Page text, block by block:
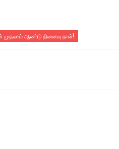
ஆண்டு நினைவு நாள்!